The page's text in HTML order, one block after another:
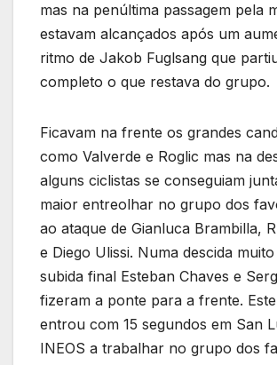
mas na penúltima passagem pela
estavam alcançados após um
ritmo de Jakob Fuglsang que
completo o que restava do grupo.
Ficavam na frente os grandes
como Valverde e Roglic mas na
alguns ciclistas se conseguiam
maior entreolhar no grupo dos
ao ataque de Gianluca Brambilla,
e Diego Ulissi. Numa descida
subida final Esteban Chaves e
fizeram a ponte para a frente.
entrou com 15 segundos em San
INEOS a trabalhar no grupo dos